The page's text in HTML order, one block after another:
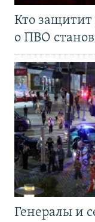
Кто защитит
о ПВО
Генералы и